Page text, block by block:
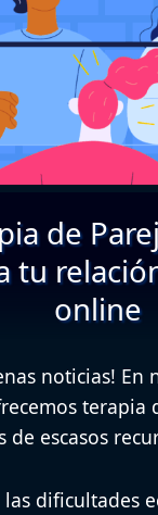
de
tu
online
noticias! En
terapia
de escasos
dificultades